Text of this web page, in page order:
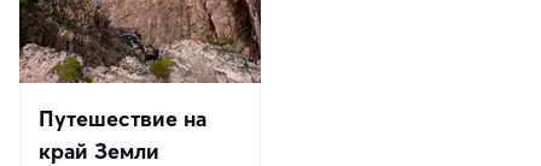
Путешествие на
край Земли